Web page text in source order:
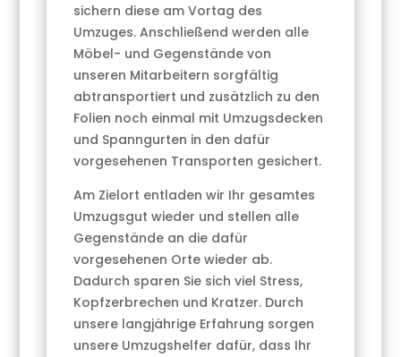
sichern diese am Vortag des
Umzuges. Anschließend werden alle
Möbel- und Gegenstände von
unseren Mitarbeitern sorgfältig
abtransportiert und zusätzlich zu den
Folien noch einmal mit Umzugsdecken
und Spanngurten in den dafür
vorgesehenen Transporten gesichert.
Am Zielort entladen wir Ihr gesamtes
Umzugsgut wieder und stellen alle
Gegenstände an die dafür
vorgesehenen Orte wieder ab.
Dadurch sparen Sie sich viel Stress,
Kopfzerbrechen und Kratzer. Durch
unsere langjährige Erfahrung sorgen
unsere Umzugshelfer dafür, dass Ihr